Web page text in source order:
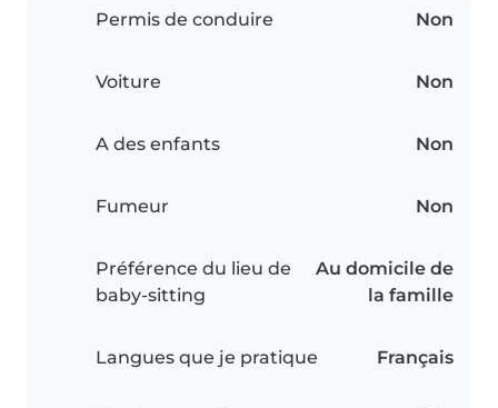
Permis de conduire Non
Voiture Non
A des enfants Non
Fumeur Non
Préférence du lieu de
baby-sitting
Au domicile de
la famille
Langues que je pratique Français